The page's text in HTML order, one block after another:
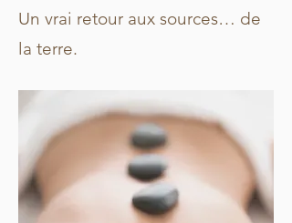
Un vrai retour aux sources… de
la terre.